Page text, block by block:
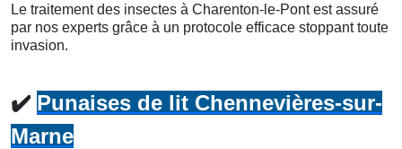
Le traitement des insectes à Charenton-le-Pont est assuré
par nos experts grâce à un protocole efficace stoppant toute
invasion.
✔️ Punaises de lit Chennevières-sur-
Marne